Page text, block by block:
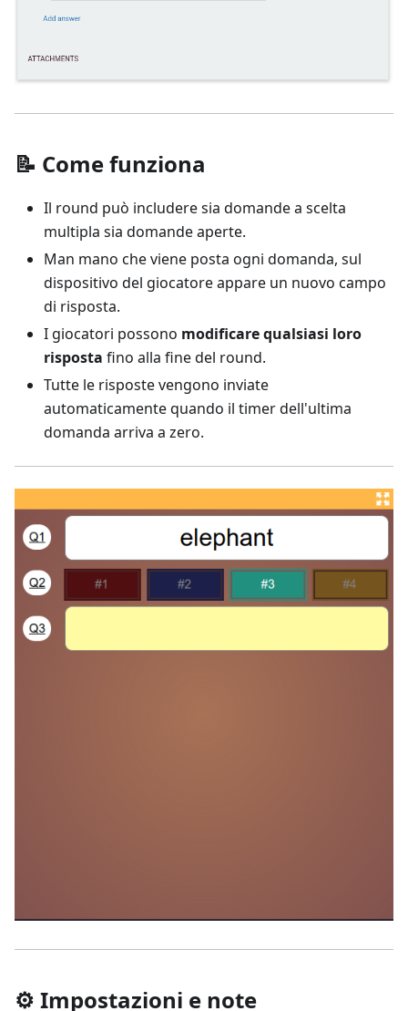
📝 Come funziona
Il round può includere sia domande a scelta
multipla sia domande aperte.
Man mano che viene posta ogni domanda, sul
dispositivo del giocatore appare un nuovo campo
di risposta.
I giocatori possono modificare qualsiasi loro
risposta fino alla fine del round.
Tutte le risposte vengono inviate
automaticamente quando il timer dell'ultima
domanda arriva a zero.
⚙️ Impostazioni e note